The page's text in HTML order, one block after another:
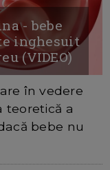
- bebe
inghesuit
(VIDEO)
în vedere
teoretică a
bebe nu